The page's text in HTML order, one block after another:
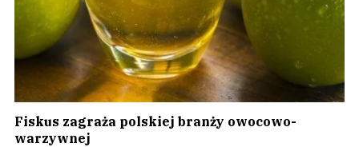
Fiskus zagraża polskiej branży owocowo-
warzywnej